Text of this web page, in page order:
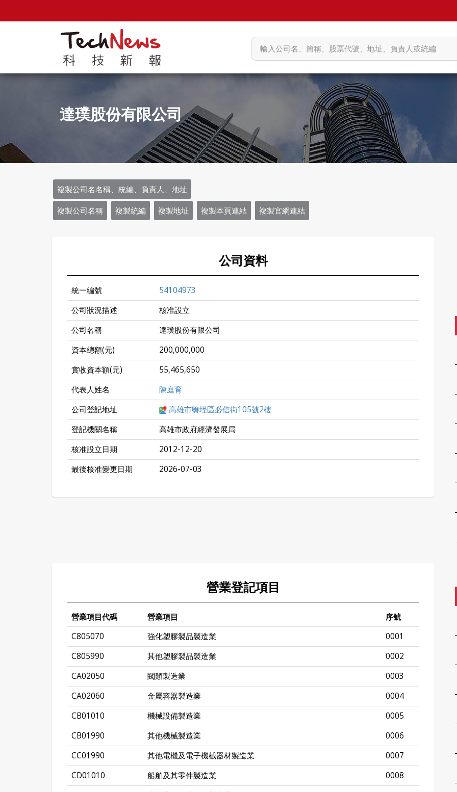
達璞股份有限公司
複製公司名名稱、統編、負責人、地址
複製公司名稱 複製統編 複製地址 複製本頁連結 複製官網連結
公司資料
統一編號
54104973
公司狀況描述
核准設立
公司名稱
達璞股份有限公司
資本總額(元)
200,000,000
實收資本額(元)
55,465,650
代表人姓名
陳庭育
公司登記地址
高雄市鹽埕區必信街105號2樓
登記機關名稱
高雄市政府經濟發展局
核准設立日期
2012-12-20
最後核准變更日期
2026-07-03
營業登記項目
營業項目代碼 營業項目 序號
C805070 強化塑膠製品製造業
0001
C805990
其他塑膠製品製造業
0002
CA02050
閥類製造業
0003
CA02060
金屬容器製造業
0004
CB01010
機械設備製造業
0005
CB01990
其他機械製造業
0006
CC01990
其他電機及電子機械器材製造業
0007
CD01010
船舶及其零件製造業
0008